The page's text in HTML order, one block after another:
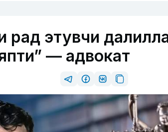
рад этувчи
— адвокат